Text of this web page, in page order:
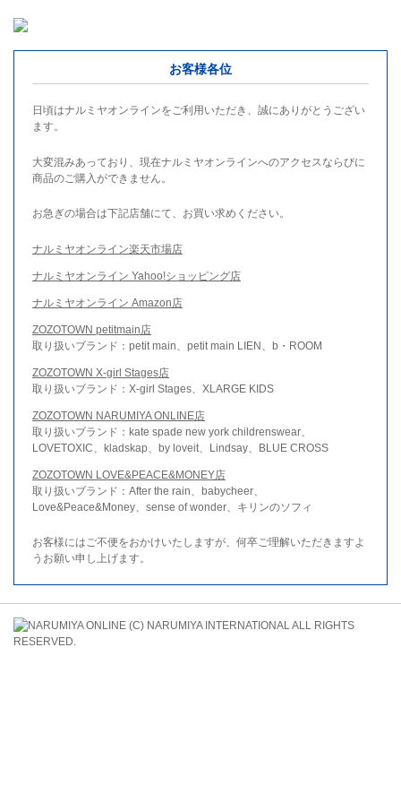
お客様各位
日頃はナルミヤオンラインをご利用いただき、誠にありがとうござい
ます。
大変混みあっており、現在ナルミヤオンラインへのアクセスならびに
商品のご購入ができません。
お急ぎの場合は下記店舗にて、お買い求めください。
ナルミヤオンライン楽天市場店
ナルミヤオンライン Yahoo!ショッピング店
ナルミヤオンライン Amazon店
ZOZOTOWN petitmain店
取り扱いブランド：petit main、petit main LIEN、b・ROOM
ZOZOTOWN X-girl Stages店
取り扱いブランド：X-girl Stages、XLARGE KIDS
ZOZOTOWN NARUMIYA ONLINE店
取り扱いブランド：kate spade new york childrenswear、
LOVETOXIC、kladskap、by loveit、Lindsay、BLUE CROSS
ZOZOTOWN LOVE&PEACE&MONEY店
取り扱いブランド：After the rain、babycheer、
Love&Peace&Money、sense of wonder、キリンのソフィ
お客様にはご不便をおかけいたしますが、何卒ご理解いただきますよ
うお願い申し上げます。